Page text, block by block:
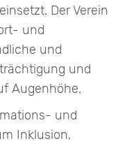
Der Verein
und
und
und
Augenhöhe.
und
Inklusion,